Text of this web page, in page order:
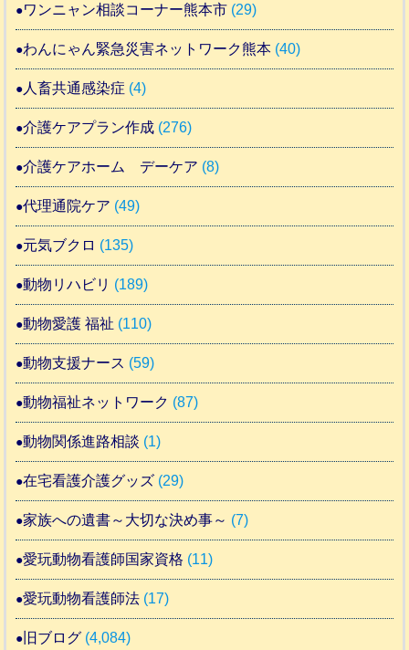
ワンニャン相談コーナー熊本市 (29)
わんにゃん緊急災害ネットワーク熊本 (40)
人畜共通感染症 (4)
介護ケアプラン作成 (276)
介護ケアホーム デーケア (8)
代理通院ケア (49)
元気ブクロ (135)
動物リハビリ (189)
動物愛護 福祉 (110)
動物支援ナース (59)
動物福祉ネットワーク (87)
動物関係進路相談 (1)
在宅看護介護グッズ (29)
家族への遺書～大切な決め事～ (7)
愛玩動物看護師国家資格 (11)
愛玩動物看護師法 (17)
旧ブログ (4,084)